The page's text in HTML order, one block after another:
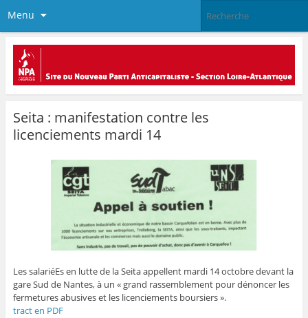
Menu
Seita : manifestation contre les
licenciements mardi 14
Les salariéEs en lutte de la Seita appellent mardi 14 octobre devant la
gare Sud de Nantes, à un « grand rassemblement pour dénoncer les
fermetures abusives et les licenciements boursiers ».
tract en PDF